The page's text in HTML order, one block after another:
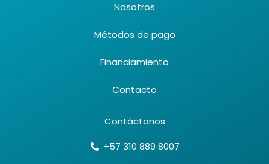
Nosotros
Métodos de pago
Financiamiento
Contacto
Contáctanos
+57 310 889 8007